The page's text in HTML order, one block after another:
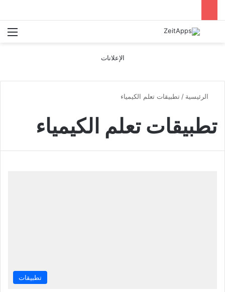
بحث عن
الإعلانات
الرئيسية / تطبيقات تعلم الكيمياء
تطبيقات تعلم الكيمياء
تطبيقات